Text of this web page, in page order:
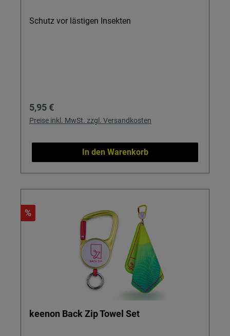
Schutz vor lästigen Insekten
Regulärer Preis:
5,95 €
Preise inkl. MwSt. zzgl. Versandkosten
In den Warenkorb
%
keenon Back Zip Towel Set